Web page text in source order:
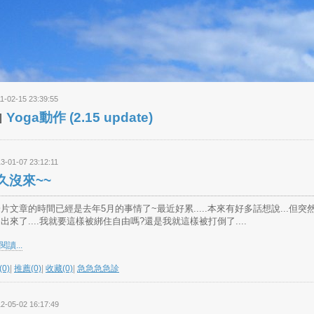
02-15 23:39:55
Yoga動作 (2.15 update)
01-07 23:12:11
沒來~~
文章的時間已經是去年5月的事情了~最近好累.....本來有好多話想說...但突
來了....我就要這樣被綁住自由嗎?還是我就這樣被打倒了....
讀...
推薦(0) 收藏(0) 急急急急診
05-02 16:17:49